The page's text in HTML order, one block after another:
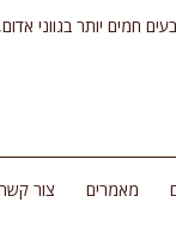
חמים יותר בגווני
מאמרים צור קשר